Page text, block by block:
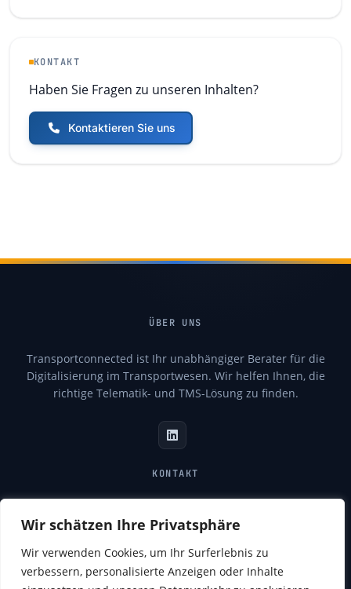
Wir schätzen Ihre Privatsphäre
Wir verwenden Cookies, um Ihr Surferlebnis zu
verbessern, personalisierte Anzeigen oder Inhalte
KONTAKT
Haben Sie Fragen zu unseren Inhalten?
Kontaktieren Sie uns
ÜBER UNS
Transportconnected ist Ihr unabhängiger Berater für die
Digitalisierung im Transportwesen. Wir helfen Ihnen, die
richtige Telematik- und TMS-Lösung zu finden.
KONTAKT